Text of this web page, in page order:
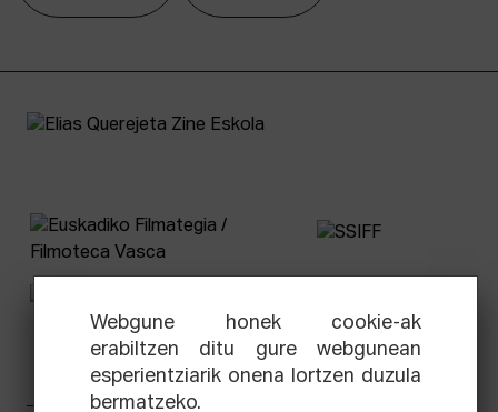
Webgune honek cookie-ak
erabiltzen ditu gure webgunean
esperientziarik onena lortzen duzula
bermatzeko.